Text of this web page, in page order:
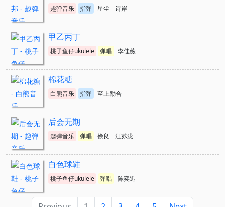
趣弹音乐 指弹 星尘 诗岸
甲乙丙丁
桃子鱼仔ukulele 弹唱 李佳薇
棉花糖
白熊音乐 指弹 至上励合
后会无期
趣弹音乐 弹唱 徐良 汪苏泷
白色球鞋
桃子鱼仔ukulele 弹唱 陈奕迅